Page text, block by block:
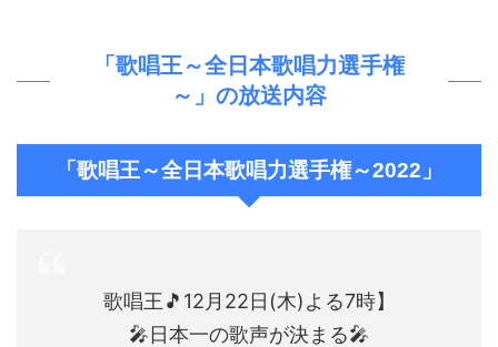
「歌唱王～全日本歌唱力選手権
～」の放送内容
「歌唱王～全日本歌唱力選手権～2022」
歌唱王🎵12月22日(木)よる7時】
🎤日本一の歌声が決まる🎤